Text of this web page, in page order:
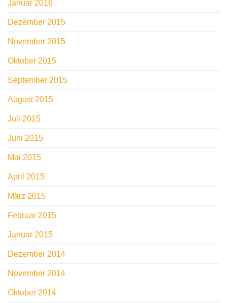
Januar 2016
Dezember 2015
November 2015
Oktober 2015
September 2015
August 2015
Juli 2015
Juni 2015
Mai 2015
April 2015
März 2015
Februar 2015
Januar 2015
Dezember 2014
November 2014
Oktober 2014